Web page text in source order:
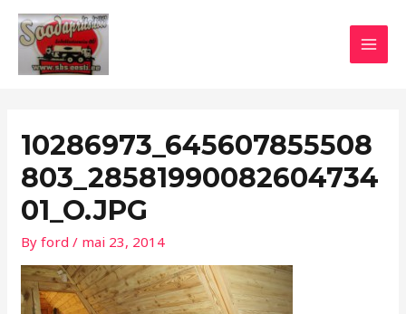
Skip
content
10286973_645607855508
803_28581990082604734
01_O.JPG
Byford/ mai 23, 2014
Post
navigation